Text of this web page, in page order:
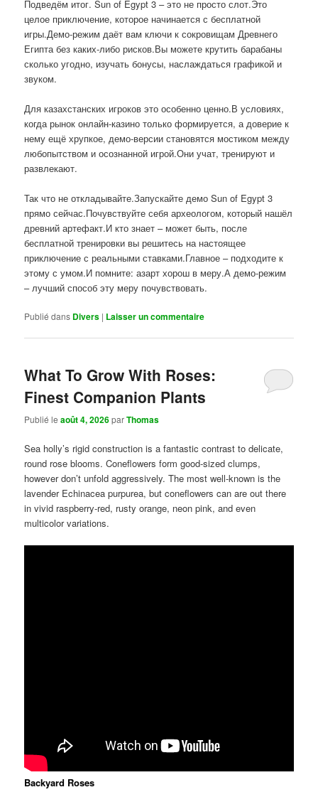
Подведём итог. Sun of Egypt 3 – это не просто слот.Это
целое приключение, которое начинается с бесплатной
игры.Демо-режим даёт вам ключи к сокровищам Древнего
Египта без каких-либо рисков.Вы можете крутить барабаны
сколько угодно, изучать бонусы, наслаждаться графикой и
звуком.
Для казахстанских игроков это особенно ценно.В условиях,
когда рынок онлайн-казино только формируется, а доверие к
нему ещё хрупкое, демо-версии становятся мостиком между
любопытством и осознанной игрой.Они учат, тренируют и
развлекают.
Так что не откладывайте.Запускайте демо Sun of Egypt 3
прямо сейчас.Почувствуйте себя археологом, который нашёл
древний артефакт.И кто знает – может быть, после
бесплатной тренировки вы решитесь на настоящее
приключение с реальными ставками.Главное – подходите к
этому с умом.И помните: азарт хорош в меру.А демо-режим
– лучший способ эту меру почувствовать.
Publié dans Divers | Laisser un commentaire
What To Grow With Roses:
Finest Companion Plants
Publié leaoût 4, 2026parThomas
Sea holly’s rigid construction is a fantastic contrast to delicate,
round rose blooms. Coneflowers form good-sized clumps,
however don’t unfold aggressively. The most well-known is the
lavender Echinacea purpurea, but coneflowers can are out there
in vivid raspberry-red, rusty orange, neon pink, and even
multicolor variations.
Backyard Roses